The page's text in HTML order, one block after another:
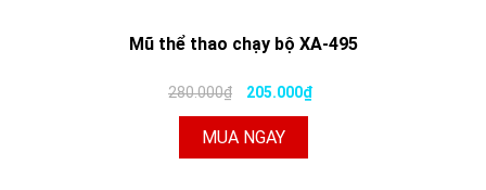
Mũ thể thao chạy bộ XA-495
280.000₫ 205.000₫
MUA NGAY